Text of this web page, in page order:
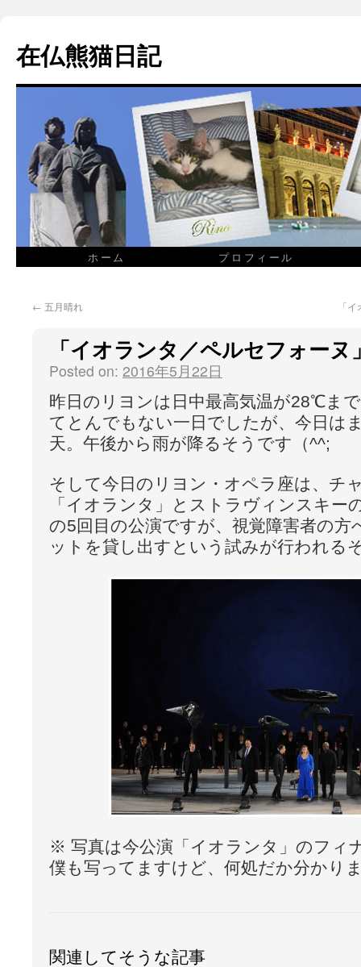
在仏熊猫日記
ホーム プロフィール
← 五月晴れ 「
「イオランタ／ペルセフォー
Posted on: 2016年5月22日
昨日のリヨンは日中最高気温が28℃ま
てとんでもない一日でしたが、今日は
天。午後から雨が降るそうです（^^;
そして今日のリヨン・オペラ座は、チ
「イオランタ」とストラヴィンスキー
の5回目の公演ですが、視覚障害者の方
ットを貸し出すという試みが行われる
※ 写真は今公演「イオランタ」のフィ
僕も写ってますけど、何処だか分かり
関連してそうな記事